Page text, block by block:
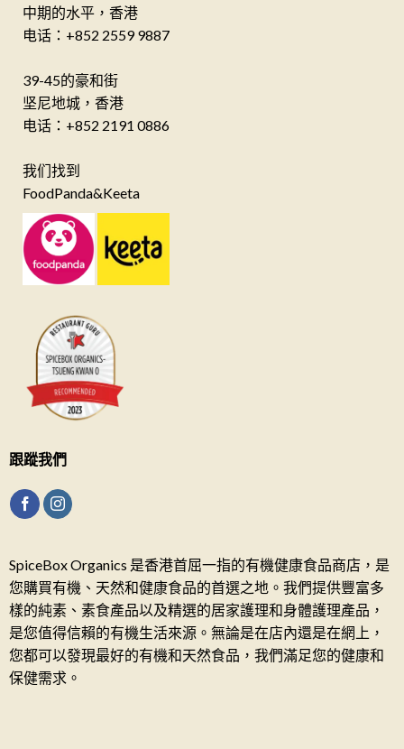
中期的水平，香港
电话：+852 2559 9887
39-45的豪和街
坚尼地城，香港
电话：+852 2191 0886
我们找到
FoodPanda&Keeta
跟蹤我們
SpiceBox Organics 是香港首屈一指的有機健康食品商店，是
您購買有機、天然和健康食品的首選之地。我們提供豐富多
樣的純素、素食產品以及精選的居家護理和身體護理產品，
是您值得信賴的有機生活來源。無論是在店內還是在網上，
您都可以發現最好的有機和天然食品，我們滿足您的健康和
保健需求。